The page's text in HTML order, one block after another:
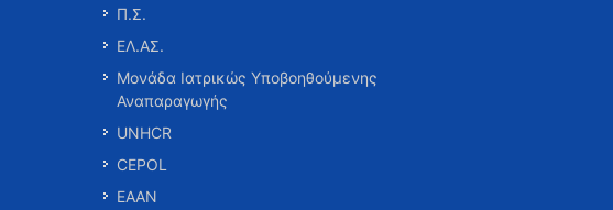
Π.Σ.
ΕΛ.ΑΣ.
Μονάδα Ιατρικώς Υποβοηθούμενης
Αναπαραγωγής
UNHCR
CEPOL
ΕΑΑΝ